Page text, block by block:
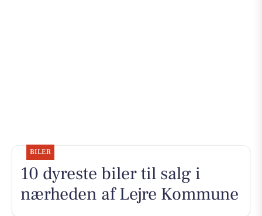
BILER
10 dyreste biler til salg i
nærheden af Lejre Kommune